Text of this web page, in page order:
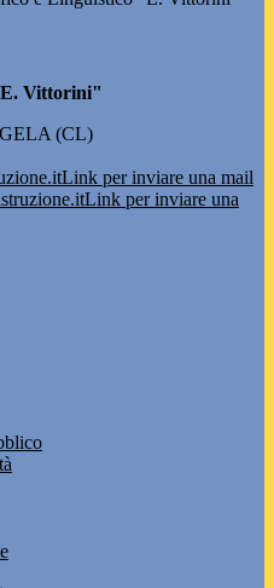
Vittorini"
GELA (CL)
Link per inviare una mail
Link per inviare una